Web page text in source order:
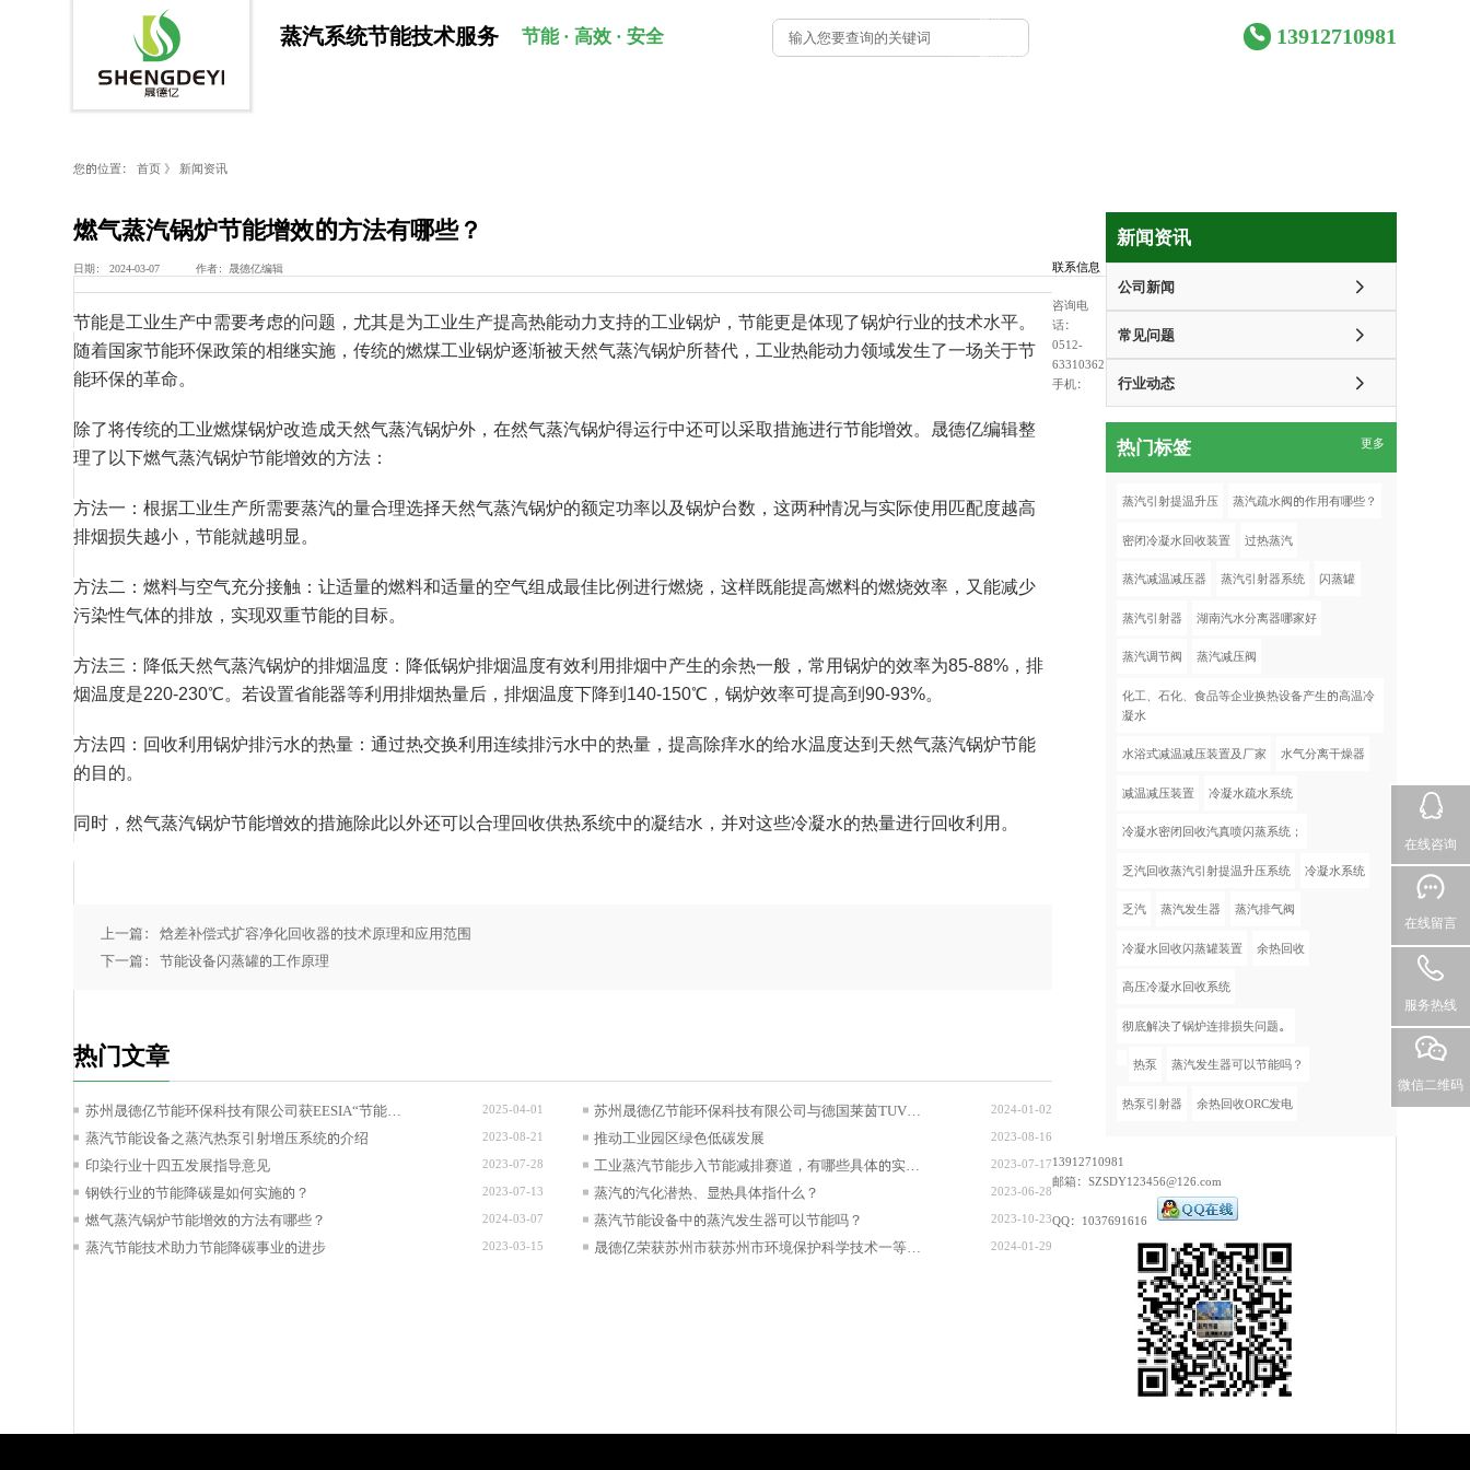
蒸汽系统节能技术服务 节能 · 高效 · 安全 13912710981
首页
新闻资讯
新闻资讯
您的位置：首页 》 新闻资讯
燃气蒸汽锅炉节能增效的方法有哪些？
日期： 2024-03-07 作者：晟德亿编辑
节能是工业生产中需要考虑的问题，尤其是为工业生产提高热能动力支持的工业锅炉，节能更是体现了锅炉行业的技术水平。
随着国家节能环保政策的相继实施，传统的燃煤工业锅炉逐渐被天然气蒸汽锅炉所替代，工业热能动力领域发生了一场关于节
能环保的革命。
除了将传统的工业燃煤锅炉改造成天然气蒸汽锅炉外，在然气蒸汽锅炉得运行中还可以采取措施进行节能增效。晟德亿编辑整
理了以下燃气蒸汽锅炉节能增效的方法：
方法一：根据工业生产所需要蒸汽的量合理选择天然气蒸汽锅炉的额定功率以及锅炉台数，这两种情况与实际使用匹配度越高
排烟损失越小，节能就越明显。
方法二：燃料与空气充分接触：让适量的燃料和适量的空气组成最佳比例进行燃烧，这样既能提高燃料的燃烧效率，又能减少
污染性气体的排放，实现双重节能的目标。
方法三：降低天然气蒸汽锅炉的排烟温度：降低锅炉排烟温度有效利用排烟中产生的余热一般，常用锅炉的效率为85-88%，排
烟温度是220-230℃。若设置省能器等利用排烟热量后，排烟温度下降到140-150℃，锅炉效率可提高到90-93%。
方法四：回收利用锅炉排污水的热量：通过热交换利用连续排污水中的热量，提高除痒水的给水温度达到天然气蒸汽锅炉节能
的目的。
同时，然气蒸汽锅炉节能增效的措施除此以外还可以合理回收供热系统中的凝结水，并对这些冷凝水的热量进行回收利用。
上一篇： 焓差补偿式扩容净化回收器的技术原理和应用范围
下一篇： 节能设备闪蒸罐的工作原理
热门文章
苏州晟德亿节能环保科技有限公司获EESIA“节能降
碳技术服务能力评价AAA级”证书！
2025-04-01
苏州晟德亿节能环保科技有限公司与德国莱茵TUV可
持续发展战略合作正式签约
2024-01-02
蒸汽节能设备之蒸汽热泵引射增压系统的介绍 2023-08-21 推动工业园区绿色低碳发展 2023-08-16
印染行业十四五发展指导意见 2023-07-28
工业蒸汽节能步入节能减排赛道，有哪些具体的实施
措施？
2023-07-17
钢铁行业的节能降碳是如何实施的？ 2023-07-13 蒸汽的汽化潜热、显热具体指什么？ 2023-06-28
燃气蒸汽锅炉节能增效的方法有哪些？ 2024-03-07 蒸汽节能设备中的蒸汽发生器可以节能吗？ 2023-10-23
蒸汽节能技术助力节能降碳事业的进步 2023-03-15
晟德亿荣获苏州市获苏州市环境保护科学技术一等奖
2024-01-29
新闻资讯
公司新闻
常见问题
行业动态
热门标签 更多
蒸汽引射提温升压 蒸汽疏水阀的作用有哪些？
密闭冷凝水回收装置 过热蒸汽
蒸汽减温减压器 蒸汽引射器系统 闪蒸罐
蒸汽引射器 湖南汽水分离器哪家好
蒸汽调节阀 蒸汽减压阀
化工、石化、食品等企业换热设备产生的高温冷
凝水
水浴式减温减压装置及厂家 水气分离干燥器
减温减压装置 冷凝水疏水系统
冷凝水密闭回收汽真喷闪蒸系统；
乏汽回收蒸汽引射提温升压系统 冷凝水系统
乏汽 蒸汽发生器 蒸汽排气阀
冷凝水回收闪蒸罐装置 余热回收
高压冷凝水回收系统
彻底解决了锅炉连排损失问题。
热泵 蒸汽发生器可以节能吗？
热泵引射器 余热回收ORC发电
联系信息
咨询电
话：
0512-
63310362
手机：
13912710981
邮箱：SZSDY123456@126.com
QQ：1037691616
在线咨询
在线留言
服务热线
微信二维码